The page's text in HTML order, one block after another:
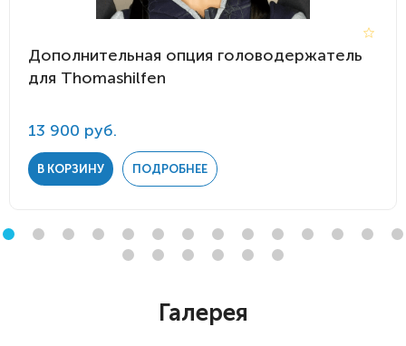
Дополнительная опция головодержатель
для Thomashilfen
13 900 руб.
В КОРЗИНУ ПОДРОБНЕЕ
Галерея